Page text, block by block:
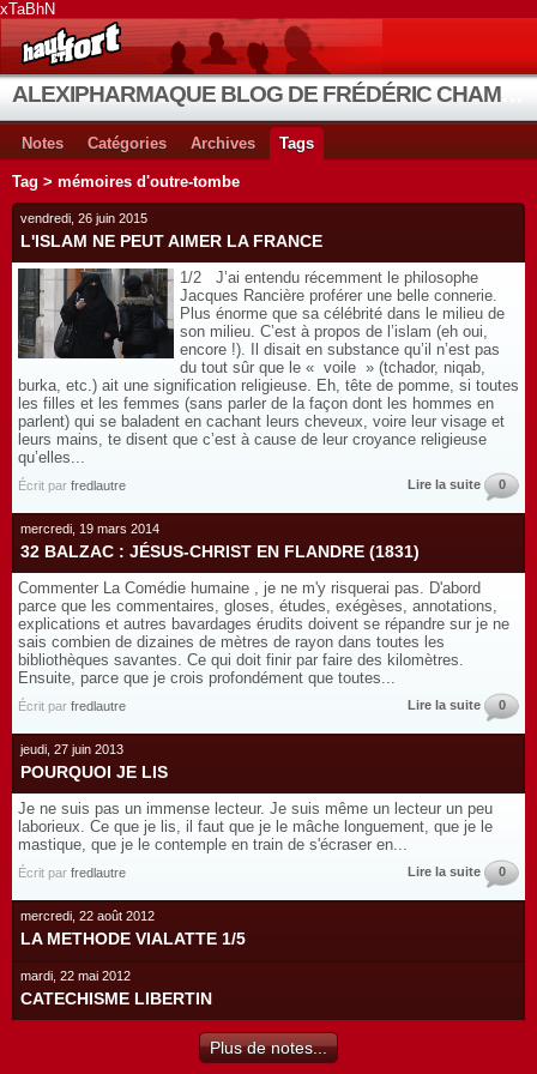
xTaBhN
Notes Catégories Archives Tags
Tag > mémoires d'outre-tombe
vendredi, 26 juin 2015
L'ISLAM NE PEUT AIMER LA FRANCE
1/2 J’ai entendu récemment le philosophe
Jacques Rancière proférer une belle connerie.
Plus énorme que sa célébrité dans le milieu de
son milieu. C’est à propos de l’islam (eh oui,
encore !). Il disait en substance qu’il n’est pas
du tout sûr que le « voile » (tchador, niqab,
burka, etc.) ait une signification religieuse. Eh, tête de pomme, si toutes
les filles et les femmes (sans parler de la façon dont les hommes en
parlent) qui se baladent en cachant leurs cheveux, voire leur visage et
leurs mains, te disent que c’est à cause de leur croyance religieuse
qu’elles...
Écrit par fredlautre Lire la suite 0
mercredi, 19 mars 2014
32 BALZAC : JÉSUS-CHRIST EN FLANDRE (1831)
Commenter La Comédie humaine , je ne m'y risquerai pas. D'abord
parce que les commentaires, gloses, études, exégèses, annotations,
explications et autres bavardages érudits doivent se répandre sur je ne
sais combien de dizaines de mètres de rayon dans toutes les
bibliothèques savantes. Ce qui doit finir par faire des kilomètres.
Ensuite, parce que je crois profondément que toutes...
Écrit par fredlautre Lire la suite 0
jeudi, 27 juin 2013
POURQUOI JE LIS
Je ne suis pas un immense lecteur. Je suis même un lecteur un peu
laborieux. Ce que je lis, il faut que je le mâche longuement, que je le
mastique, que je le contemple en train de s'écraser en...
Écrit par fredlautre Lire la suite 0
mercredi, 22 août 2012
LA METHODE VIALATTE 1/5
mardi, 22 mai 2012
CATECHISME LIBERTIN
Plus de notes...